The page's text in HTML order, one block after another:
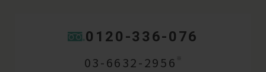
0120-336-076
03-6632-2956 ※